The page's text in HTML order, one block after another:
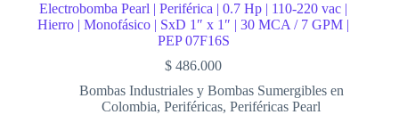
Electrobomba Pearl | Periférica | 0.7 Hp | 110-220 vac |
Hierro | Monofásico | SxD 1″ x 1″ | 30 MCA / 7 GPM |
PEP 07F16S
$ 486.000
Bombas Industriales y Bombas Sumergibles en
Colombia,Periféricas,Periféricas Pearl